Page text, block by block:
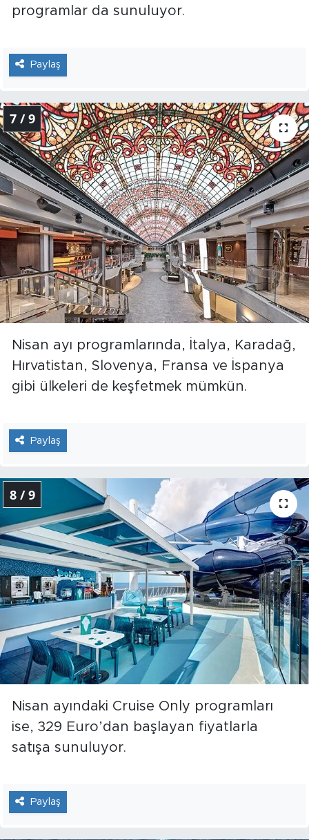
programlar da sunuluyor.
Paylaş
7 / 9
Nisan ayı programlarında, İtalya, Karadağ,
Hırvatistan, Slovenya, Fransa ve İspanya
gibi ülkeleri de keşfetmek mümkün.
Paylaş
8 / 9
Nisan ayındaki Cruise Only programları
ise, 329 Euro’dan başlayan fiyatlarla
satışa sunuluyor.
Paylaş